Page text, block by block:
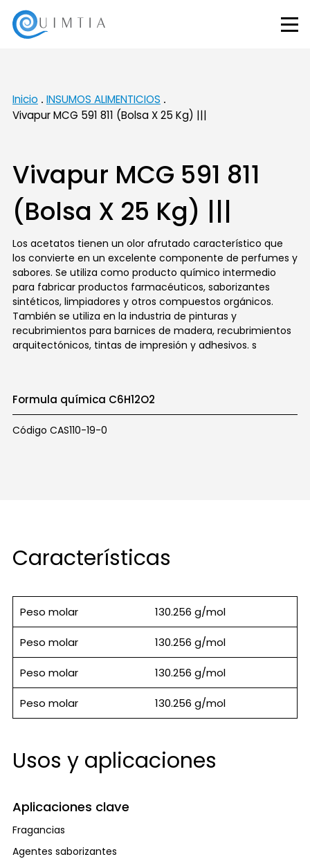
Inicio
INSUMOS ALIMENTICIOS
Vivapur MCG 591 811 (Bolsa X 25 Kg) |||
Vivapur MCG 591 811
(Bolsa X 25 Kg) |||
Los acetatos tienen un olor afrutado característico que
los convierte en un excelente componente de perfumes y
sabores. Se utiliza como producto químico intermedio
para fabricar productos farmacéuticos, saborizantes
sintéticos, limpiadores y otros compuestos orgánicos.
También se utiliza en la industria de pinturas y
recubrimientos para barnices de madera, recubrimientos
arquitectónicos, tintas de impresión y adhesivos. s
Formula química C6H12O2
Código CAS110-19-0
Características
Peso molar 130.256 g/mol
Peso molar 130.256 g/mol
Peso molar 130.256 g/mol
Peso molar 130.256 g/mol
Usos y aplicaciones
Aplicaciones clave
Fragancias
Agentes saborizantes